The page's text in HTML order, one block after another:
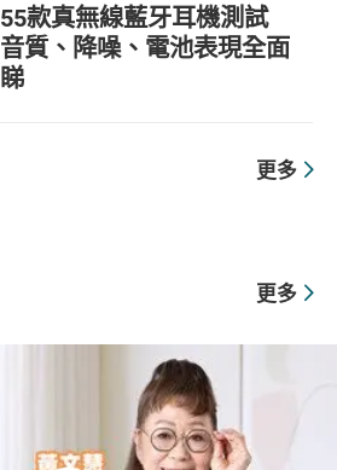
55款真無線藍牙耳機測試
音質、降噪、電池表現全面
睇
更多
更多